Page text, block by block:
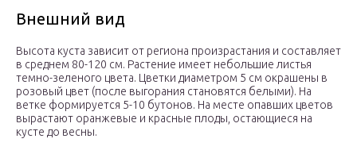
Внешний вид
Высота куста зависит от региона произрастания и составляет
в среднем 80-120 см. Растение имеет небольшие листья
темно-зеленого цвета. Цветки диаметром 5 см окрашены в
розовый цвет (после выгорания становятся белыми). На
ветке формируется 5-10 бутонов. На месте опавших цветов
вырастают оранжевые и красные плоды, остающиеся на
кусте до весны.